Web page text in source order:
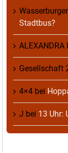
Wasserburger_
Stadtbus?
ALEXANDRA
Gesellschaft
4×4 bei
J bei 13 Uhr: